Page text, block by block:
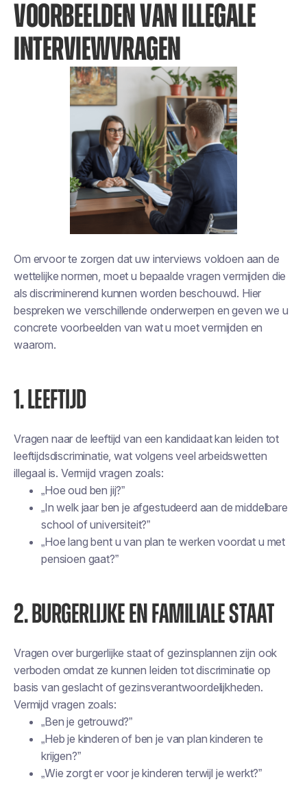
VOORBEELDEN VAN ILLEGALE
INTERVIEWVRAGEN
Om ervoor te zorgen dat uw interviews voldoen aan de
wettelijke normen, moet u bepaalde vragen vermijden die
als discriminerend kunnen worden beschouwd. Hier
bespreken we verschillende onderwerpen en geven we u
concrete voorbeelden van wat u moet vermijden en
waarom.
1. LEEFTIJD
Vragen naar de leeftijd van een kandidaat kan leiden tot
leeftijdsdiscriminatie, wat volgens veel arbeidswetten
illegaal is. Vermijd vragen zoals:
„Hoe oud ben jij?”
„In welk jaar ben je afgestudeerd aan de middelbare
school of universiteit?”
„Hoe lang bent u van plan te werken voordat u met
pensioen gaat?”
2. BURGERLIJKE EN FAMILIALE STAAT
Vragen over burgerlijke staat of gezinsplannen zijn ook
verboden omdat ze kunnen leiden tot discriminatie op
basis van geslacht of gezinsverantwoordelijkheden.
Vermijd vragen zoals:
„Ben je getrouwd?”
„Heb je kinderen of ben je van plan kinderen te
krijgen?”
„Wie zorgt er voor je kinderen terwijl je werkt?”